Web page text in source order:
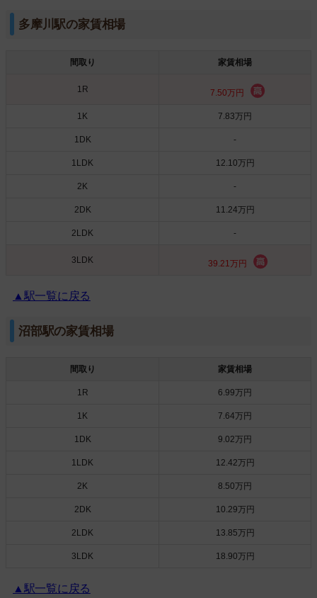
多摩川駅の家賃相場
間取り 家賃相場
1R 7.50万円
1K 7.83万円
1DK -
1LDK 12.10万円
2K -
2DK 11.24万円
2LDK -
3LDK 39.21万円
▲駅一覧に戻る
沼部駅の家賃相場
間取り 家賃相場
1R 6.99万円
1K 7.64万円
1DK 9.02万円
1LDK 12.42万円
2K 8.50万円
2DK 10.29万円
2LDK 13.85万円
3LDK 18.90万円
▲駅一覧に戻る